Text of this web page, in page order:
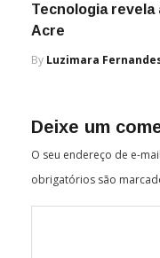
Tecnologia revela
Acre
By Luzimara
Deixe um
O seu endereço de e-
obrigatórios são